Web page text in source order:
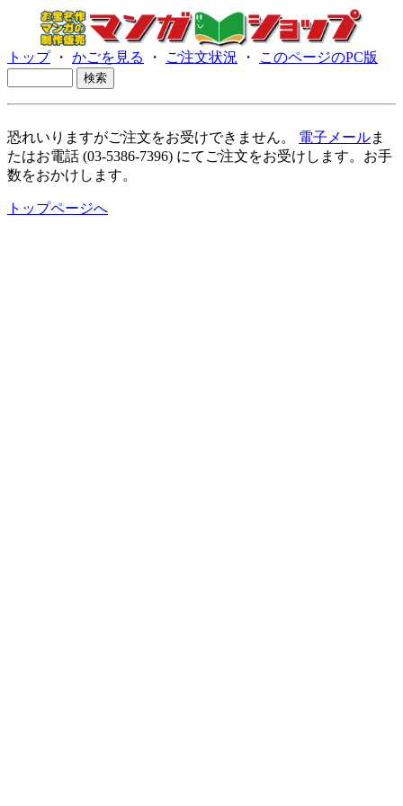
トップ・ かごを見る ・ ご注文状況 ・ このページのPC版
恐れいりますがご注文をお受けできません。 電子メールま
たはお電話 (03-5386-7396) にてご注文をお受けします。お手
数をおかけします。
トップページへ